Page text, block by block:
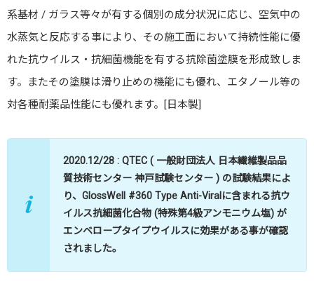
GlossWell #240
GlossWell #240
抗ウイルス抗細菌各種試験データ一覧
注意事項
系基材 / ガラス等々が有する個別の成分状況に応じ、空気中の
水蒸気と反応する事により、その施工面において持続性能に優
れた抗ウイルス・抗細菌機能を有する抗除菌塗膜を形成致しま
す。またその塗膜は滑り止めの機能にも優れ、エタノール等の
対各種耐薬品性能にも優れます。[日本製]
2020.12/28 : QTEC ( 一般財団法人 日本繊維製品品
質技術センター 神戸試験センター ) の試験結果によ
り、GlossWell #360 Type Anti-Viralに含まれる抗ウ
イルス抗細菌化合物 (特殊第4級アンモニウム塩) が
エンベロープタイプウイルスに効果がある事が確認
されました。